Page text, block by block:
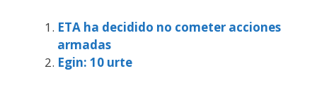
ETA ha decidido no cometer acciones
armadas
Egin: 10 urte